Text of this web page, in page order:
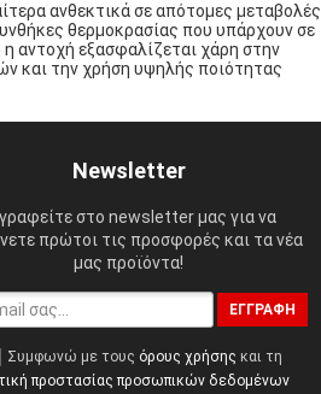
ανθεκτικά σε απότομες μεταβολές
θερμοκρασίας που υπάρχουν σε
αντοχή εξασφαλίζεται χάρη στην
και την χρήση υψηλής ποιότητας
Newsletter
στο newsletter μας για να
πρώτοι τις προσφορές και τα νέα
μας προϊόντα!
ΕΓΓΡΑΦΉ
Συμφωνώ με τους όρους χρήσης και τη
προστασίας προσωπικών δεδομένων